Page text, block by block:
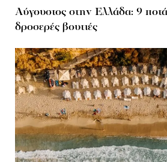
Αύγουστος στην Ελλάδα: 9
δροσερές βουτιές